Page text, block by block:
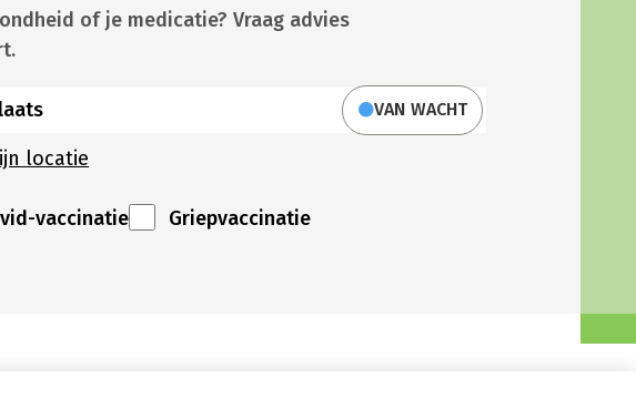
of je medicatie? Vraag advies
VAN WACHT
locatie
vaccinatie Griepvaccinatie